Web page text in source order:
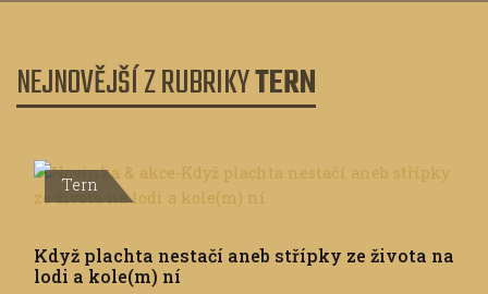
NEJNOVĚJŠÍ Z RUBRIKYTERN
Tern
Když plachta nestačí aneb střípky ze života na
lodi a kole(m) ní